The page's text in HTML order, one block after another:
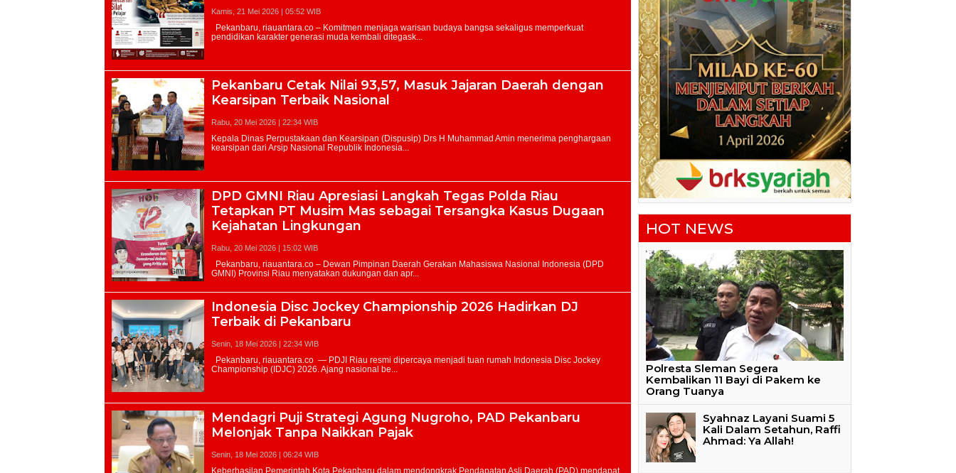
Kamis, 21 Mei 2026 | 05:52 WIB
Pekanbaru Cetak Nilai 93,57, Masuk Jajaran Daerah dengan
Kearsipan Terbaik Nasional
Rabu, 20 Mei 2026 | 22:34 WIB
DPD GMNI Riau Apresiasi Langkah Tegas Polda Riau
Tetapkan PT Musim Mas sebagai Tersangka Kasus Dugaan
Kejahatan Lingkungan
Rabu, 20 Mei 2026 | 15:02 WIB
Indonesia Disc Jockey Championship 2026 Hadirkan DJ
Terbaik di Pekanbaru
Senin, 18 Mei 2026 | 22:34 WIB
Mendagri Puji Strategi Agung Nugroho, PAD Pekanbaru
Melonjak Tanpa Naikkan Pajak
Senin, 18 Mei 2026 | 06:24 WIB
HOT NEWS
Polresta Sleman Segera
Kembalikan 11 Bayi di Pakem ke
Orang Tuanya
Syahnaz Layani Suami 5
Kali Dalam Setahun, Raffi
Ahmad: Ya Allah!